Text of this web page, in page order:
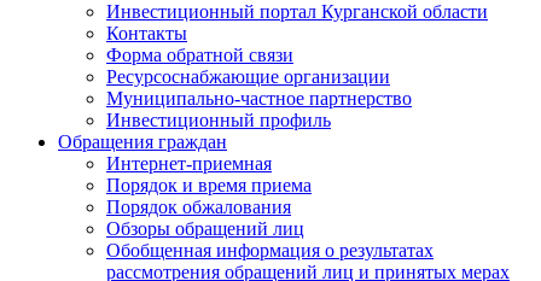
Инвестиционный портал Курганской области
Контакты
Форма обратной связи
Ресурсоснабжающие организации
Муниципально-частное партнерство
Инвестиционный профиль
Обращения граждан
Интернет-приемная
Порядок и время приема
Порядок обжалования
Обзоры обращений лиц
Обобщенная информация о результатах
рассмотрения обращений лиц и принятых мерах